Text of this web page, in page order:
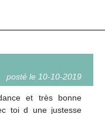
posté le 10-10-2019
et très bonne
toi d une justesse